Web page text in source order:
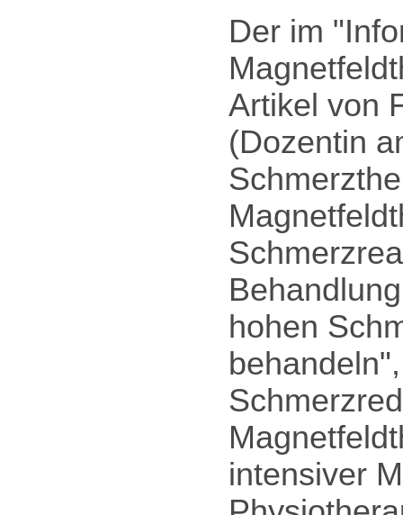
Der im
Artikel von
(Dozentin
hohen
intensiver